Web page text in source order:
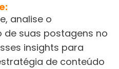
analise o
de suas postagens no
insights para
de conteúdo